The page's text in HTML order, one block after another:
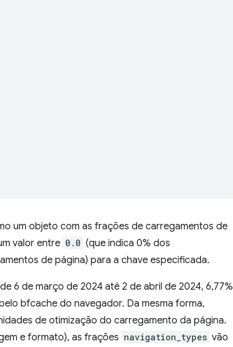
um objeto com as frações de carregamentos de
valor entre 0.0 (que indica 0% dos
de página) para a chave especificada.
6 de março de 2024 até 2 de abril de 2024, 6,77%
bfcache do navegador. Da mesma forma,
de otimização do carregamento da página.
e formato), as frações navigation_types vão